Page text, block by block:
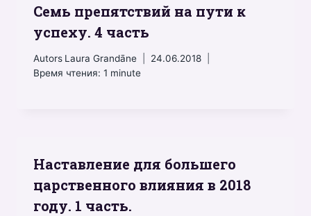
Семь препятствий на пути к
успеху. 4 часть
Autors Laura Grandāne
24.06.2018
Время чтения: 1 minute
Наставление для большего
царственного влияния в 2018
году. 1 часть.